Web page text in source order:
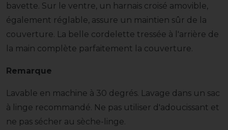
bavette. Sur le ventre, un harnais croisé amovible,
également réglable, assure un maintien sûr de la
couverture. La belle cordelette tressée à l'arrière de
la main complète parfaitement la couverture.
Remarque
Lavable en machine à 30 degrés. Lavage dans un sac
à linge recommandé. Ne pas utiliser d'adoucissant et
ne pas sécher au sèche-linge.